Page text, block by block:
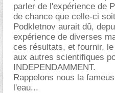
parler de l'expérience de
de chance que celle-ci
Podkletnov aurait dû,
expérience de diverses
ces résultats, et fournir,
aux autres scientifiques
INDEPENDAMMENT.
Rappelons nous la
l'eau...